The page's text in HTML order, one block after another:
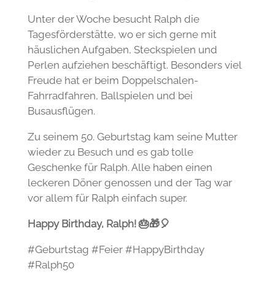
Unter der Woche besucht Ralph die
Tagesförderstätte, wo er sich gerne mit
häuslichen Aufgaben, Steckspielen und
Perlen aufziehen beschäftigt. Besonders viel
Freude hat er beim Doppelschalen-
Fahrradfahren, Ballspielen und bei
Busausflügen.
Zu seinem 50. Geburtstag kam seine Mutter
wieder zu Besuch und es gab tolle
Geschenke für Ralph. Alle haben einen
leckeren Döner genossen und der Tag war
vor allem für Ralph einfach super.
Happy Birthday, Ralph! 🎂🎁🎈
#Geburtstag #Feier #HappyBirthday
#Ralph50